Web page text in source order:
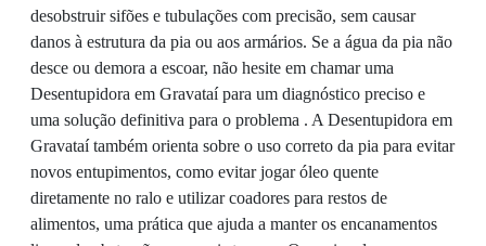
desobstruir sifões e tubulações com precisão, sem causar
danos à estrutura da pia ou aos armários. Se a água da pia não
desce ou demora a escoar, não hesite em chamar uma
Desentupidora em Gravataí para um diagnóstico preciso e
uma solução definitiva para o problema . A Desentupidora em
Gravataí também orienta sobre o uso correto da pia para evitar
novos entupimentos, como evitar jogar óleo quente
diretamente no ralo e utilizar coadores para restos de
alimentos, uma prática que ajuda a manter os encanamentos